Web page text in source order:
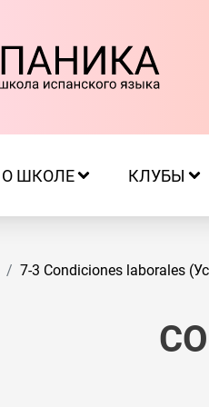
О ШКОЛЕ КЛУБЫ
7-3 Condiciones laborales